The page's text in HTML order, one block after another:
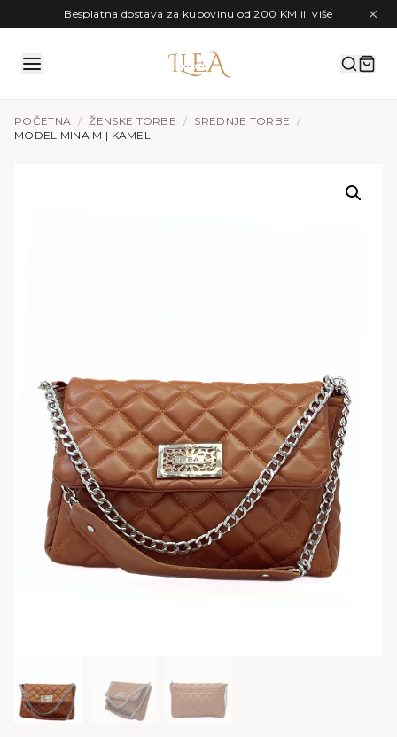
Preskoči na sadržajBesplatna dostava za kupovinu od 200 KM ili više
POČETNA / ŽENSKE TORBE / SREDNJE TORBE
/
MODEL MINA M | KAMEL